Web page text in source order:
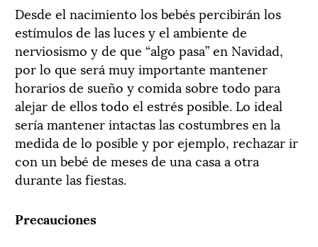
Desde el nacimiento los bebés percibirán los
estímulos de las luces y el ambiente de
nerviosismo y de que “algo pasa” en Navidad,
por lo que será muy importante mantener
horarios de sueño y comida sobre todo para
alejar de ellos todo el estrés posible. Lo ideal
sería mantener intactas las costumbres en la
medida de lo posible y por ejemplo, rechazar ir
con un bebé de meses de una casa a otra
durante las fiestas.
Precauciones